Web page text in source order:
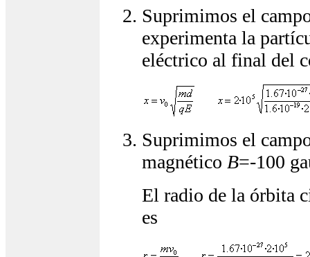
Suprimimos el
experimenta la
eléctrico al final del
Suprimimos el
magnético B=-100
El radio de la órbita
es